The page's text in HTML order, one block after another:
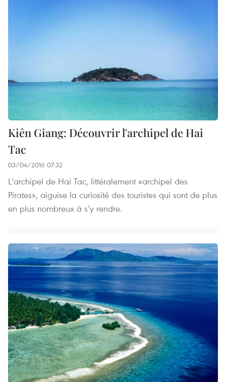
Kiên Giang: Découvrir l'archipel de Hai
Tac
03/04/2016 07:32
L’archipel de Hai Tac, littéralement «archipel des
Pirates», aiguise la curiosité des touristes qui sont de plus
en plus nombreux à s’y rendre.